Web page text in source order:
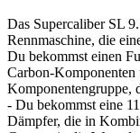
Das Supercaliber SL
Rennmaschine, die
Du bekommst einen
Carbon-Komponenten
Komponentengruppe,
- Du bekommst eine
Dämpfer, die in